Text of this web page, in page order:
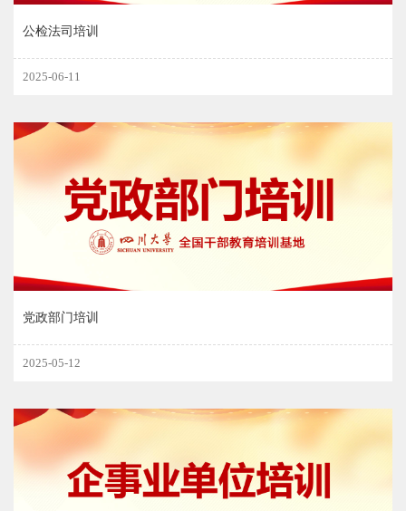
公检法司培训
2025-06-11
党政部门培训
2025-05-12